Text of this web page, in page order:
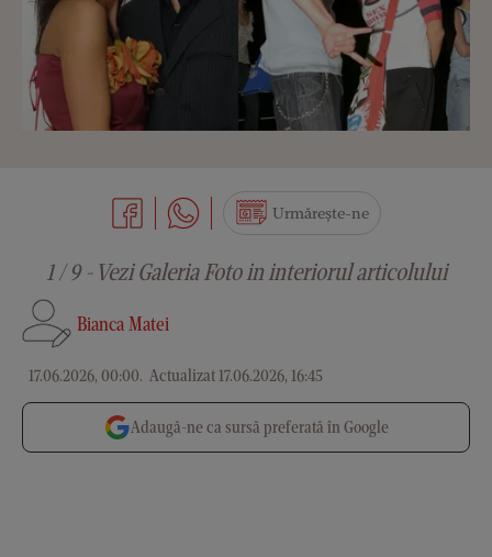
Bianca Matei
17.06.2026, 00:00. Actualizat 17.06.2026, 16:45
Urmărește-ne
1 / 9 - Vezi Galeria Foto in interiorul articolului
Adaugă-ne ca sursă preferată în Google